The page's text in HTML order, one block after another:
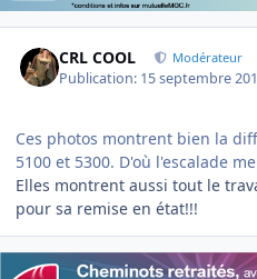
CRL COOL Modérateur
Publication: 15 septembre
Ces photos montrent bien la
5100 et 5300. D'où l'escalade
Elles montrent aussi tout le
pour sa remise en état!!!